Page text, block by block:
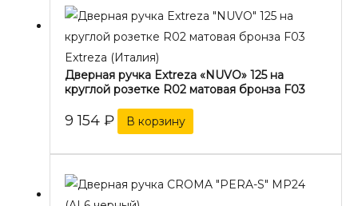
Extreza (Италия)
Дверная ручка Extreza «NUVO» 125 на
круглой розетке R02 матовая бронза F03
9 154 ₽ В корзину